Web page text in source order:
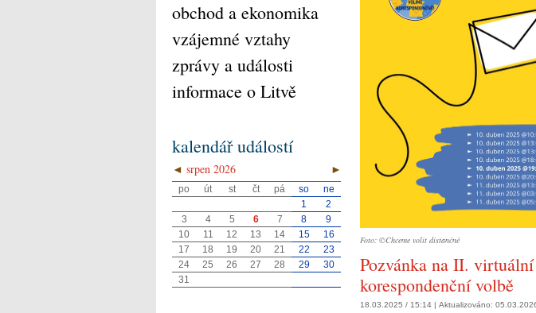
Foto: ©Chceme volit distančně
Pozvánka na II.
korespondenční volbě
18.03.2025 / 15:14 | Aktualizováno:
obchod a ekonomika
vzájemné vztahy
zprávy a události
informace o Litvě
kalendář událostí
◄ ►
srpen 2026
po út st čt pá so
ne
1
2
3
4 5 6 7 8
9
10
11 12 13 14 15
16
17
18 19 20 21 22
23
24
25 26 27 28 29
30
31